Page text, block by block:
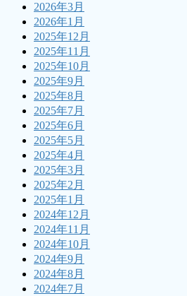
2026年3月
2026年1月
2025年12月
2025年11月
2025年10月
2025年9月
2025年8月
2025年7月
2025年6月
2025年5月
2025年4月
2025年3月
2025年2月
2025年1月
2024年12月
2024年11月
2024年10月
2024年9月
2024年8月
2024年7月